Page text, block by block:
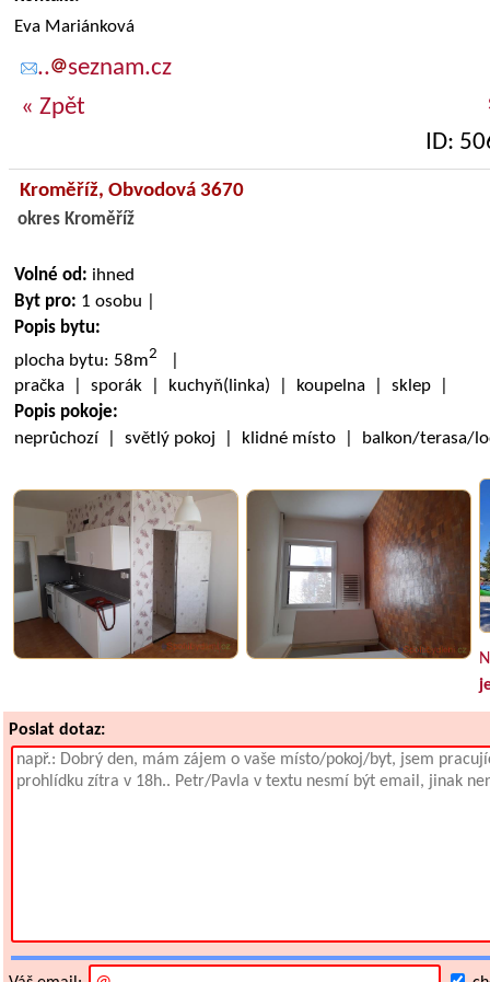
Eva Mariánková
..
seznam.cz
« Zpět
ID:
Kroměříž, Obvodová 3670
okres Kroměříž
Volné od: ihned
Byt pro: 1 osobu |
Popis bytu:
plocha bytu: 58m2
pračka | sporák | kuchyň(linka) | koupelna | sklep |
Popis pokoje:
neprůchozí | světlý pokoj | klidné místo | balkon/terasa/
Poslat dotaz: